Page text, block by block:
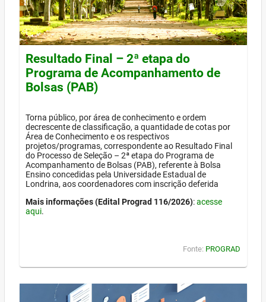
Resultado Final – 2ª etapa do
Programa de Acompanhamento de
Bolsas (PAB)
Torna público, por área de conhecimento e ordem
decrescente de classificação, a quantidade de cotas por
Área de Conhecimento e os respectivos
projetos/programas, correspondente ao Resultado Final
do Processo de Seleção – 2ª etapa do Programa de
Acompanhamento de Bolsas (PAB), referente à Bolsa
Ensino concedidas pela Universidade Estadual de
Londrina, aos coordenadores com inscrição deferida
Mais informações (Edital Prograd 116/2026):acesse
aqui.
Fonte: PROGRAD